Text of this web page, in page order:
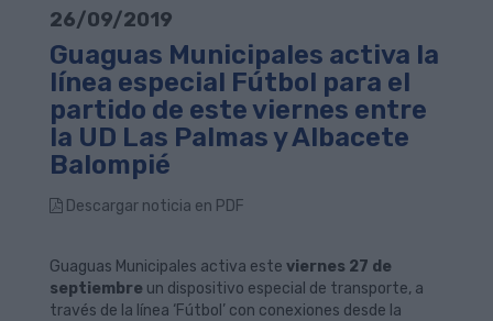
26/09/2019
Guaguas Municipales activa la
línea especial Fútbol para el
partido de este viernes entre
la UD Las Palmas y Albacete
Balompié
Descargar noticia en PDF
Guaguas Municipales activa este viernes 27 de
septiembre un dispositivo especial de transporte, a
través de la línea ‘Fútbol’ con conexiones desde la